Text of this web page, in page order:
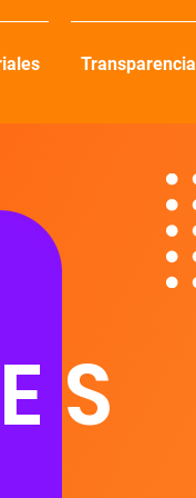
Transparencia